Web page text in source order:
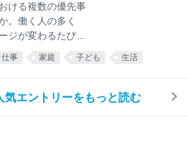
、お偉いさんのい
でもが容赦のない
き消されていく様
のひとりひとりが
ける複数の優先事
。働く人の多く
ジが変わるたびに
どもを育てるブロ
めた20代から40代
を振り返りながら
仕事 家庭 子ども 生活
気エントリーをもっと読む